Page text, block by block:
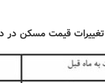
تغییرات قیمت مسکن در